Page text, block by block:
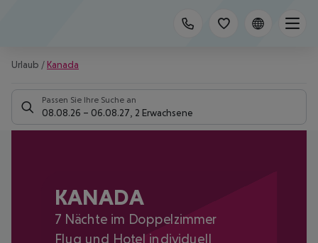
Urlaub / Kanada
Passen Sie Ihre Suche an
08.08.26 – 06.08.27 2 Erwachsene
KANADA
7 Nächte im Doppelzimmer
Flug und Hotel individuell